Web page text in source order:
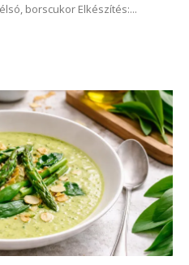
fokhagyma1 dl olajtört babérlevélsó, borscukor Elkészítés:...